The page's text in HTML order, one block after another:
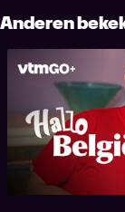
Anderen